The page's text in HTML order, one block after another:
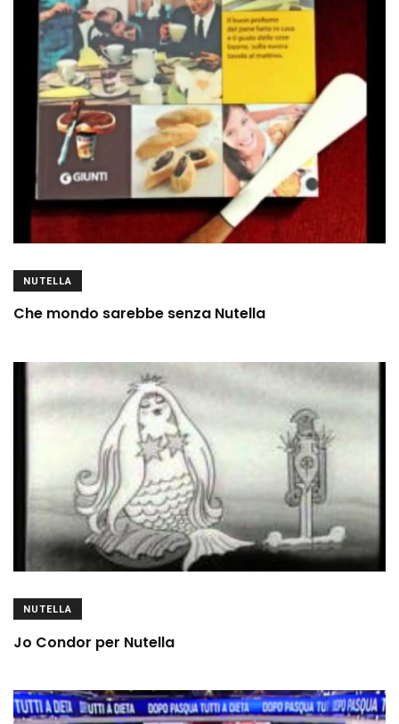
NUTELLA
Che mondo sarebbe senza Nutella
NUTELLA
Jo Condor per Nutella